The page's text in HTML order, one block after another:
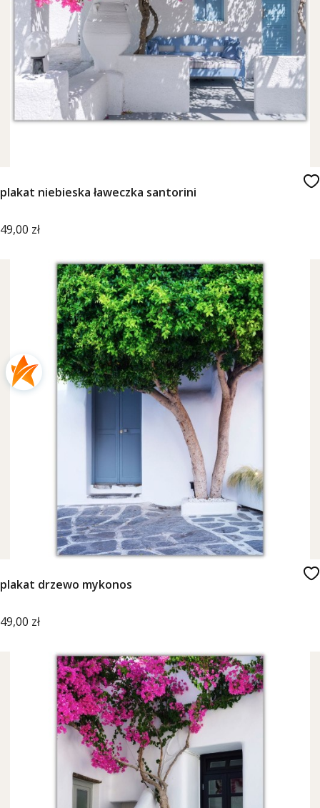
plakat niebieska ławeczka santorini
Cena
49,00 zł
plakat drzewo mykonos
Cena
49,00 zł